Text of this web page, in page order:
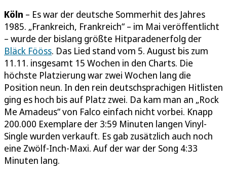
Köln – Es war der deutsche Sommerhit des Jahres
1985. „Frankreich, Frankreich“ – im Mai veröffentlicht
– wurde der bislang größte Hitparadenerfolg der
Bläck Fööss. Das Lied stand vom 5. August bis zum
11.11. insgesamt 15 Wochen in den Charts. Die
höchste Platzierung war zwei Wochen lang die
Position neun. In den rein deutschsprachigen Hitlisten
ging es hoch bis auf Platz zwei. Da kam man an „Rock
Me Amadeus“ von Falco einfach nicht vorbei. Knapp
200.000 Exemplare der 3:59 Minuten langen Vinyl-
Single wurden verkauft. Es gab zusätzlich auch noch
eine Zwölf-Inch-Maxi. Auf der war der Song 4:33
Minuten lang.